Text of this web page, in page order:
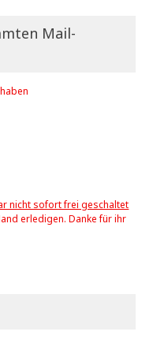
Mail-
nicht sofort frei geschaltet
erledigen. Danke für ihr